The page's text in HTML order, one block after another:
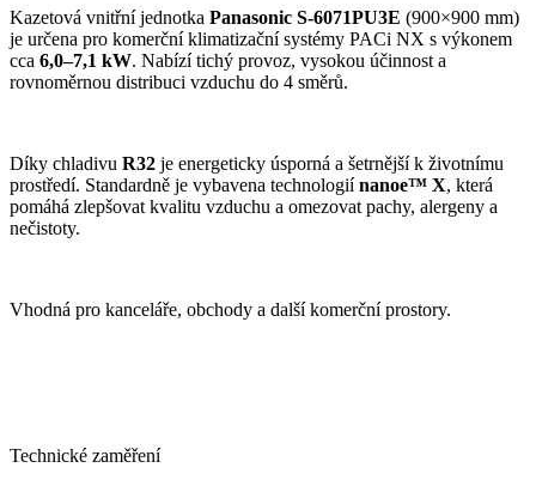
Kazetová vnitřní jednotka Panasonic S-6071PU3E (900×900 mm)
je určena pro komerční klimatizační systémy PACi NX s výkonem
cca 6,0–7,1 kW. Nabízí tichý provoz, vysokou účinnost a
rovnoměrnou distribuci vzduchu do 4 směrů.
Díky chladivu R32 je energeticky úsporná a šetrnější k životnímu
prostředí. Standardně je vybavena technologiínanoe™ X, která
pomáhá zlepšovat kvalitu vzduchu a omezovat pachy, alergeny a
nečistoty.
Vhodná pro kanceláře, obchody a další komerční prostory.
Technické zaměření